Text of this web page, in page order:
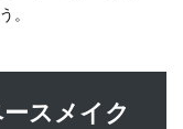
。
ースメイク